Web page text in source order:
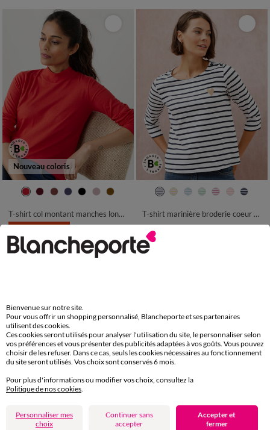
Nouveau coloris
34/36 38/40 42/44 46/48
T-shirt col montant manches longues
LES MOINS CHERS
15,99 € *
34/36 38/40 42/44 46/48
T-shirt marinière broderie coeur doré en coton biologique(**)
-50% dès 2 art Code 899013
Nouveau coloris
Bienvenue sur notre site.
Pour vous offrir un shopping personnalisé, Blancheporte et ses partenaires
utilisent des cookies.
Ces cookies seront utilisés pour analyser l'utilisation du site, le personnaliser selon
vos préférences et vous présenter des publicités adaptées à vos goûts. Vous pouvez
choisir de les refuser. Dans ce cas, seuls les cookies nécessaires au fonctionnement
du site seront utilisés. Vos choix sont conservés 6 mois.
Pour plus d'informations ou modifier vos choix, consultez la
Politique de nos cookies.
Personnaliser mes
choix
Continuer sans
accepter
Accepter et
fermer